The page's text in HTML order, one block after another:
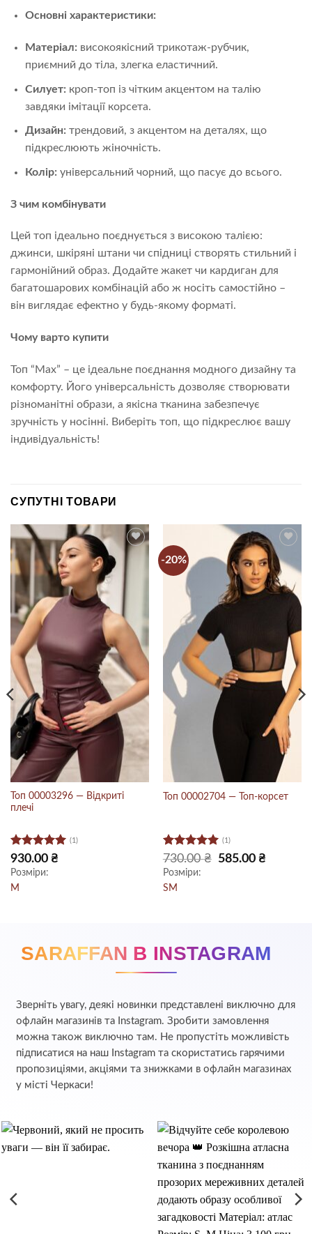
Основні характеристики:
Матеріал: високоякісний трикотаж-рубчик,
приємний до тіла, злегка еластичний.
Силует: кроп-топ із чітким акцентом на талію
завдяки імітації корсета.
Дизайн: трендовий, з акцентом на деталях, що
підкреслюють жіночність.
Колір: універсальний чорний, що пасує до всього.
З чим комбінувати
Цей топ ідеально поєднується з високою талією:
джинси, шкіряні штани чи спідниці створять стильний і
гармонійний образ. Додайте жакет чи кардиган для
багатошарових комбінацій або ж носіть самостійно –
він виглядає ефектно у будь-якому форматі.
Чому варто купити
Топ “Max” – це ідеальне поєднання модного дизайну та
комфорту. Його універсальність дозволяє створювати
різноманітні образи, а якісна тканина забезпечує
зручність у носінні. Виберіть топ, що підкреслює вашу
індивідуальність!
СУПУТНІ ТОВАРИ
Топ 00003296 — Відкриті
плечі
Оцінено в
5з 5
(1)
930.00 ₴
Розміри:
M
-20%
Топ 00002704 — Топ-корсет
Оцінено в
5з 5
(1)
730.00₴
Оригінальна
ціна:
585.00₴
Розміри:
S M
SARAFFAN В INSTAGRAM
Зверніть увагу, деякі новинки представлені виключно для
офлайн магазинів та Instagram. Зробити замовлення
можна також виключно там. Не пропустіть можливість
підписатися на наш Instagram та скористатись гарячими
пропозиціями, акціями та знижками в офлайн магазинах
у місті Черкаси!